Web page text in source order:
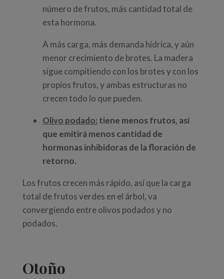
número de frutos, más cantidad total de
esta hormona.
A más carga, más demanda hídrica, y aún
menor crecimiento de brotes. La madera
sigue compitiendo con los brotes y con los
propios frutos, y ambas estructuras no
crecen todo lo que pueden.
Olivo podado: tiene menos frutos, así
que emitirá menos cantidad de
hormonas inhibidoras de la floración de
retorno.
Los frutos crecen más rápido, así que la carga
total de frutos verdes en el árbol, va
convergiendo entre olivos podados y no
podados.
Otoño